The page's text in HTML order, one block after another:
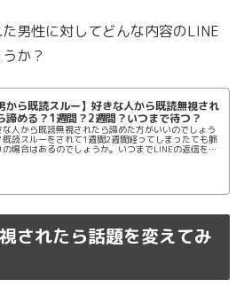
男性に対してどんな内容のLINE
か？
から既読スルー】好きな人から既読無視され
諦める？1週間？2週間？いつまで待つ？
な人から既読無視されたら諦めた方がいいのでしょう
既読スルーをされて1週間2週間経ってしまったても脈
の場合はあるのでしょうか。いつまでLINEの返信を待
されたら話題を変えてみ